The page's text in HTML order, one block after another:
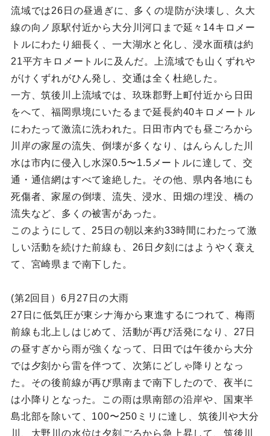
流域では26日の昼過ぎに、多くの堤防が決壊し、久大
線の向ノ原駅付近から大分川河口まで延々14キロメー
トルにわたり細長く、一大湖水と化し、浸水面積は約
21平方キロメートルに及んだ。上流域でも山くずれや
がけくずれがひん発し、交通は全く杜絶した。
一方、筑後川上流域では、玖珠郡野上町付近から日田
をへて、福岡県境にいたるまで延長約40キロメートル
にわたって激流に洗われた。日田市内でも昼ごろから
川岸の家屋の流失、倒壊が多くなり、はんらんした川
水は市内に侵入し水深0.5〜1.5メートルに達して、交
通・通信網はすべて途絶した。その他、県内各地にも
死傷者、家屋の倒壊、流失、浸水、田畑の埋没、橋の
流失など、多くの被害があった。
このようにして、25日の朝以来約33時間にわたって激
しい活動を続けた前線も、26日夕刻にはようやく衰え
て、宮崎県まで南下した。
(第2回目）6月27日の大雨
27日に低気圧が東シナ海から東進するにつれて、梅雨
前線も北上しはじめて、活動が再び活発になり、27日
の昼すぎから雨が強くなって、日田では午後から大分
では夕刻から雷を伴つて、次第にどしゃ降りとなっ
た。その後前線が再び県南まで南下したので、夜半に
は小降りとなった。この雨は県南部の沿岸や、国東半
島北部を除いて、100〜250ミリに達し、筑後川や大分
川、大野川の水位は夕刻ごろから急上昇して、筑後川